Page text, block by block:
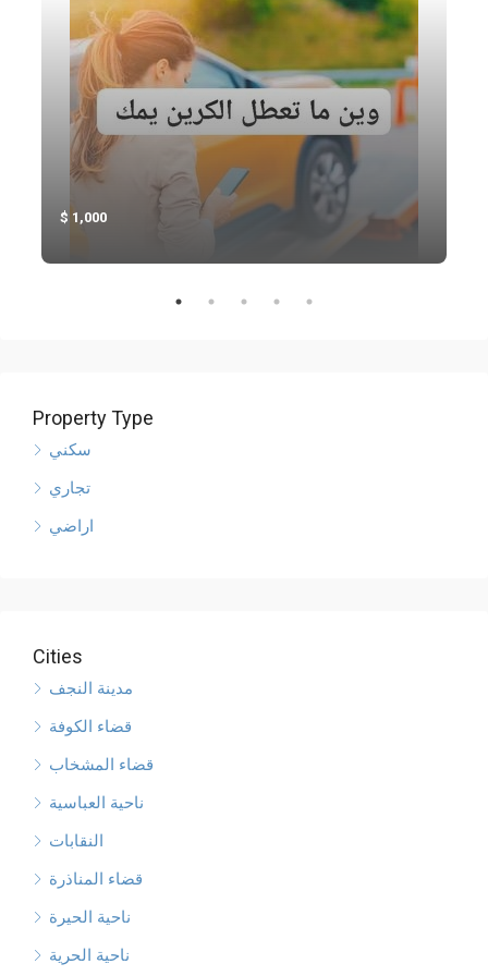
1,000
Property Type
سكني
تجاري
اراضي
Cities
مدينة النجف
قضاء الكوفة
قضاء المشخاب
ناحية العباسية
النقابات
قضاء المناذرة
ناحية الحيرة
ناحية الحرية